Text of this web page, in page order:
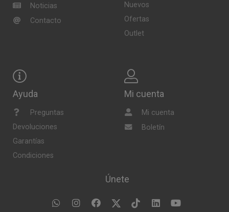
Noticias
Contacto
Nuevos
Ofertas
Outlet
Ayuda
Preguntas
Devoluciones
Garantías
Condiciones
Mi cuenta
Mi cuenta
Boletín
Únete